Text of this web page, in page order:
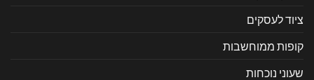
ציוד לעסקים
קופות ממוחשבות
שעוני נוכחות